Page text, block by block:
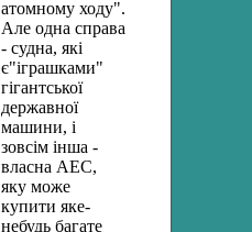
атомному ходу".
Але одна справа
- судна, які
є"іграшками"
гігантської
державної
машини, і
зовсім інша -
власна АЕС,
яку може
купити яке-
небудь багате